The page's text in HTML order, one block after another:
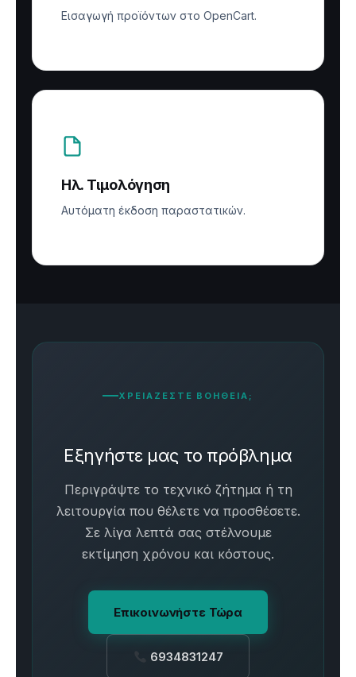
Εισαγωγή προϊόντων στο OpenCart.
Ηλ. Τιμολόγηση
Αυτόματη έκδοση παραστατικών.
ΧΡΕΙΑΖΕΣΤΕ ΒΟΗΘΕΙΑ;
Εξηγήστε μας το πρόβλημα
Περιγράψτε το τεχνικό ζήτημα ή τη
λειτουργία που θέλετε να προσθέσετε.
Σε λίγα λεπτά σας στέλνουμε
εκτίμηση χρόνου και κόστους.
Επικοινωνήστε Τώρα
6934831247